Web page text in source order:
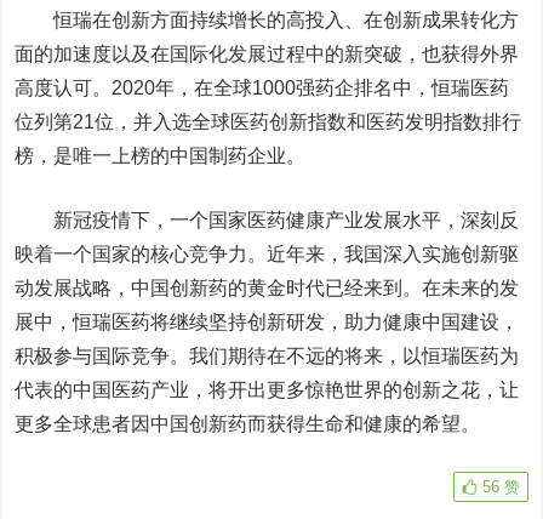
恒瑞在创新方面持续增长的高投入、在创新成果转化方
面的加速度以及在国际化发展过程中的新突破，也获得外界
高度认可。2020年，在全球1000强药企排名中，恒瑞医药
位列第21位，并入选全球医药创新指数和医药发明指数排行
榜，是唯一上榜的中国制药企业。
新冠疫情下，一个国家医药健康产业发展水平，深刻反
映着一个国家的核心竞争力。近年来，我国深入实施创新驱
动发展战略，中国创新药的黄金时代已经来到。在未来的发
展中，恒瑞医药将继续坚持创新研发，助力健康中国建设，
积极参与国际竞争。我们期待在不远的将来，以恒瑞医药为
代表的中国医药产业，将开出更多惊艳世界的创新之花，让
更多全球患者因中国创新药而获得生命和健康的希望。
56 赞